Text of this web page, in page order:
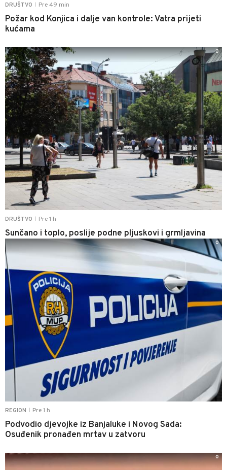
DRUŠTVO Pre 49 min
Požar kod Konjica i dalje van kontrole: Vatra prijeti
kućama
DRUŠTVO Pre 1 h
Sunčano i toplo, poslije podne pljuskovi i grmljavina
0
REGION Pre 1 h
Podvodio djevojke iz Banjaluke i Novog Sada:
Osuđenik pronađen mrtav u zatvoru
0
0